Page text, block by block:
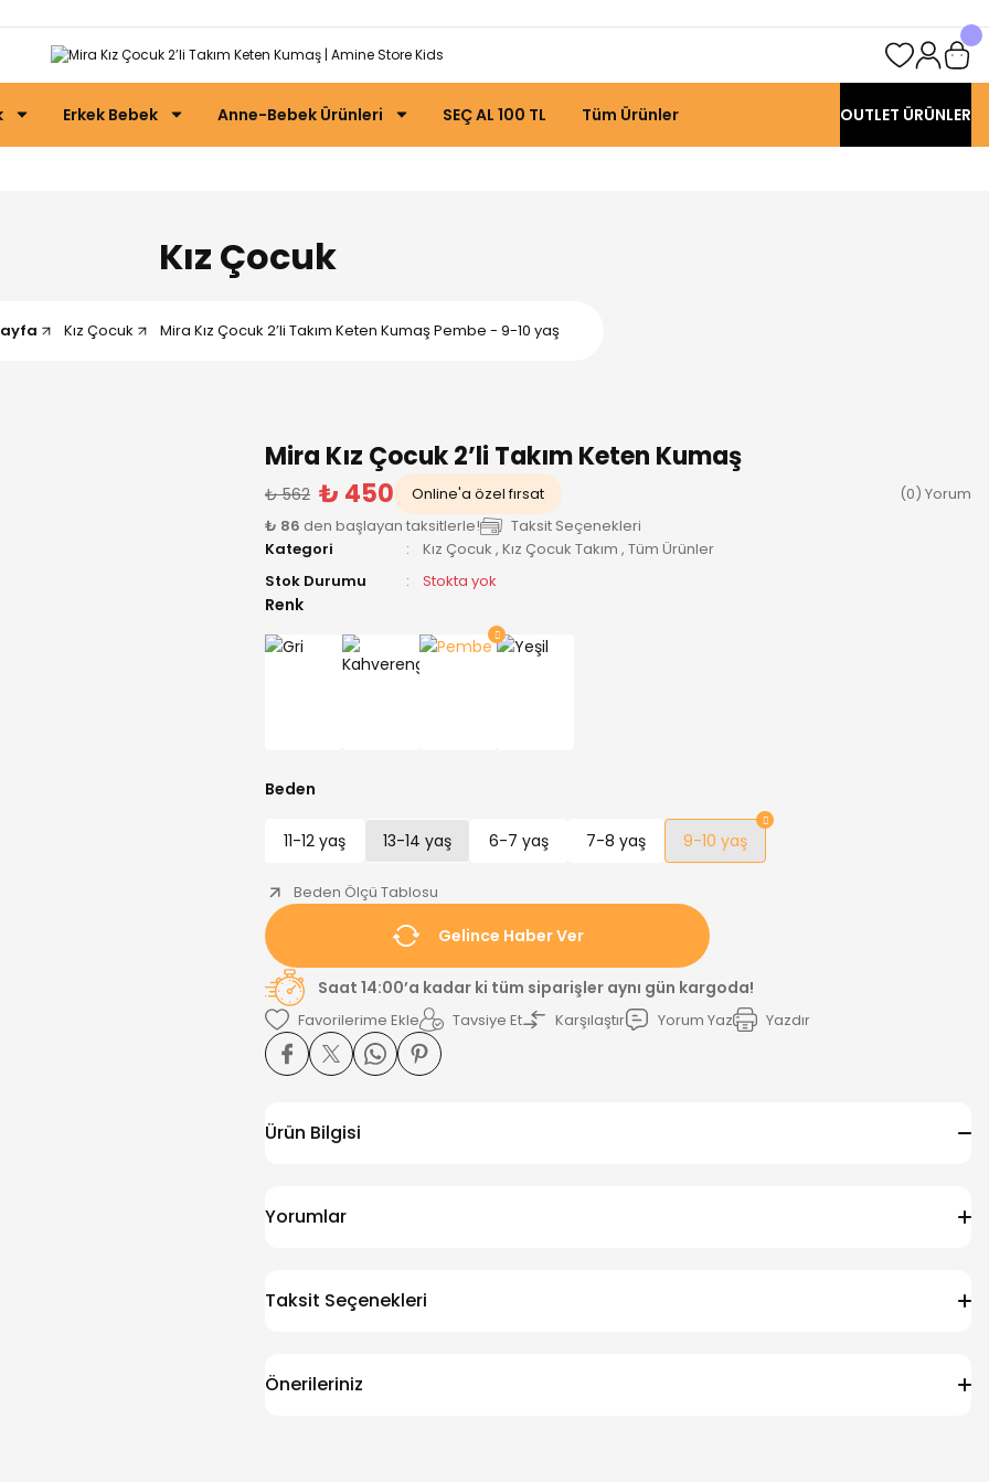
Erkek Bebek Anne-Bebek Ürünleri SEÇ AL 100 TL Tüm Ürünler OUTLET ÜRÜNLER
Kız Çocuk
Kız Çocuk Mira Kız Çocuk 2’li Takım Keten Kumaş Pembe - 9-10 yaş
Mira Kız Çocuk 2’li Takım Keten Kumaş
₺ 562 ₺ 450 Online'a özel fırsat
(0) Yorum
₺ 86 den başlayan taksitlerle!
Taksit Seçenekleri
Kategori
Kız Çocuk , Kız Çocuk Takım , Tüm Ürünler
Stok Durumu
Stokta yok
Renk
Beden
11-12 yaş 13-14 yaş 6-7 yaş 7-8 yaş 9-10 yaş
Beden Ölçü Tablosu
Gelince Haber Ver
Saat 14:00’a kadar ki tüm siparişler aynı gün kargoda!
Tavsiye Et Karşılaştır Yorum Yaz Yazdır
Ürün Bilgisi
Yorumlar
Taksit Seçenekleri
Önerileriniz